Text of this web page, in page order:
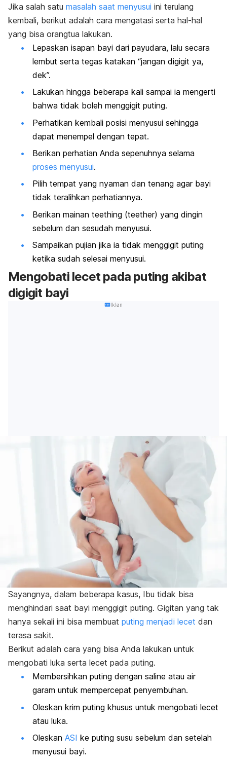
Jika salah satu masalah saat menyusui ini terulang
kembali, berikut adalah cara mengatasi serta hal-hal
yang bisa orangtua lakukan.
Lepaskan isapan bayi dari payudara, lalu secara
lembut serta tegas katakan “jangan digigit ya,
dek”.
Lakukan hingga beberapa kali sampai ia mengerti
bahwa tidak boleh menggigit puting.
Perhatikan kembali posisi menyusui sehingga
dapat menempel dengan tepat.
Berikan perhatian Anda sepenuhnya selama
proses menyusui.
Pilih tempat yang nyaman dan tenang agar bayi
tidak teralihkan perhatiannya.
Berikan mainan teething (teether) yang dingin
sebelum dan sesudah menyusui.
Sampaikan pujian jika ia tidak menggigit puting
ketika sudah selesai menyusui.
Mengobati lecet pada puting akibat
digigit bayi
Iklan
Sayangnya, dalam beberapa kasus, Ibu tidak bisa
menghindari saat bayi menggigit puting. Gigitan yang tak
hanya sekali ini bisa membuat puting menjadi lecet dan
terasa sakit.
Berikut adalah cara yang bisa Anda lakukan untuk
mengobati luka serta lecet pada puting.
Membersihkan puting dengan saline atau air
garam untuk mempercepat penyembuhan.
Oleskan krim puting khusus untuk mengobati lecet
atau luka.
Oleskan ASI ke puting susu sebelum dan setelah
menyusui bayi.